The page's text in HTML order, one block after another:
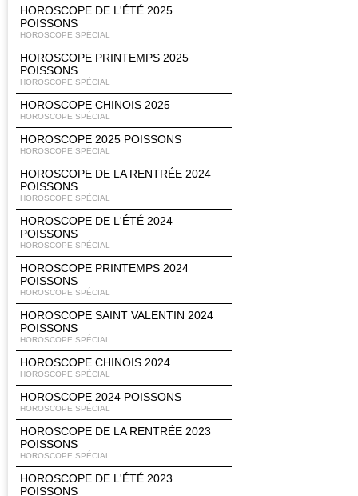
HOROSCOPE DE L'ÉTÉ 2025
POISSONS
HOROSCOPE SPÉCIAL
HOROSCOPE PRINTEMPS 2025
POISSONS
HOROSCOPE SPÉCIAL
HOROSCOPE CHINOIS 2025
HOROSCOPE SPÉCIAL
HOROSCOPE 2025 POISSONS
HOROSCOPE SPÉCIAL
HOROSCOPE DE LA RENTRÉE 2024
POISSONS
HOROSCOPE SPÉCIAL
HOROSCOPE DE L'ÉTÉ 2024
POISSONS
HOROSCOPE SPÉCIAL
HOROSCOPE PRINTEMPS 2024
POISSONS
HOROSCOPE SPÉCIAL
HOROSCOPE SAINT VALENTIN 2024
POISSONS
HOROSCOPE SPÉCIAL
HOROSCOPE CHINOIS 2024
HOROSCOPE SPÉCIAL
HOROSCOPE 2024 POISSONS
HOROSCOPE SPÉCIAL
HOROSCOPE DE LA RENTRÉE 2023
POISSONS
HOROSCOPE SPÉCIAL
HOROSCOPE DE L'ÉTÉ 2023
POISSONS